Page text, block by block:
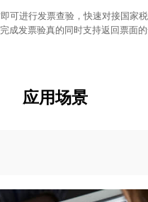
可进行发票查验，快速对接国家
成发票验真的同时支持返回票面
应用场景